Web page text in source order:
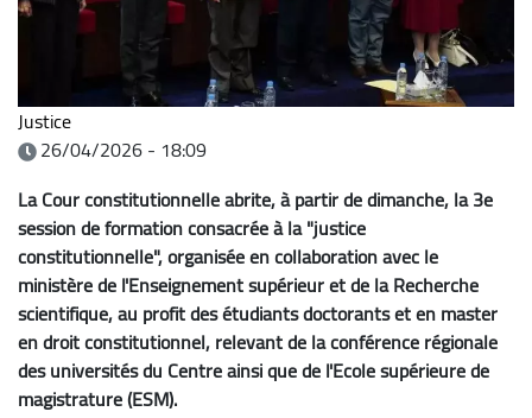
Justice
26/04/2026 - 18:09
La Cour constitutionnelle abrite, à partir de dimanche, la 3e
session de formation consacrée à la "justice
constitutionnelle", organisée en collaboration avec le
ministère de l'Enseignement supérieur et de la Recherche
scientifique, au profit des étudiants doctorants et en master
en droit constitutionnel, relevant de la conférence régionale
des universités du Centre ainsi que de l'Ecole supérieure de
magistrature (ESM).